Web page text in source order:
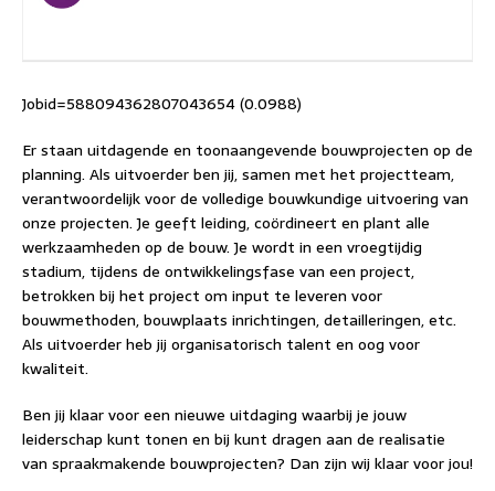
Jobid=588094362807043654 (0.0988)
Er staan uitdagende en toonaangevende bouwprojecten op de
planning. Als uitvoerder ben jij, samen met het projectteam,
verantwoordelijk voor de volledige bouwkundige uitvoering van
onze projecten. Je geeft leiding, coördineert en plant alle
werkzaamheden op de bouw. Je wordt in een vroegtijdig
stadium, tijdens de ontwikkelingsfase van een project,
betrokken bij het project om input te leveren voor
bouwmethoden, bouwplaats inrichtingen, detailleringen, etc.
Als uitvoerder heb jij organisatorisch talent en oog voor
kwaliteit.
Ben jij klaar voor een nieuwe uitdaging waarbij je jouw
leiderschap kunt tonen en bij kunt dragen aan de realisatie
van spraakmakende bouwprojecten? Dan zijn wij klaar voor jou!